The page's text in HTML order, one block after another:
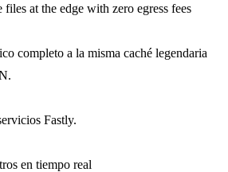
files at the edge with zero egress fees
completo a la misma caché legendaria
Fastly.
en tiempo real